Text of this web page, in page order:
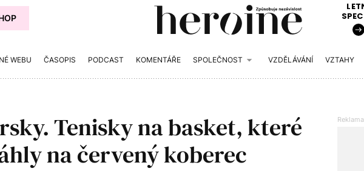
WEBU ČASOPIS PODCAST KOMENTÁŘE SPOLEČNOST VZDĚLÁVÁNÍ VZTAHY
Tenisky na basket, které
na červený koberec